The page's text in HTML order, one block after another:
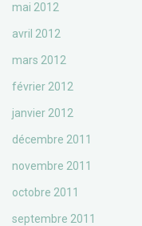
mai 2012
avril 2012
mars 2012
février 2012
janvier 2012
décembre 2011
novembre 2011
octobre 2011
septembre 2011